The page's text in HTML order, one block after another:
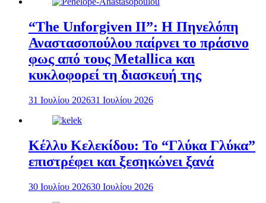
“The Unforgiven II”: Η Πηνελόπη
Αναστασοπούλου παίρνει το πράσινο
φως από τους Metallica και
κυκλοφορεί τη διασκευή της
31 Ιουλίου 202631 Ιουλίου 2026
Κέλλυ Κελεκίδου: Το “Γλύκα Γλύκα”
επιστρέφει και ξεσηκώνει ξανά
30 Ιουλίου 202630 Ιουλίου 2026